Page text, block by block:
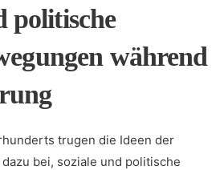
politische⁣
während
trugen die Ideen der
bei, ⁢soziale und⁣ politische